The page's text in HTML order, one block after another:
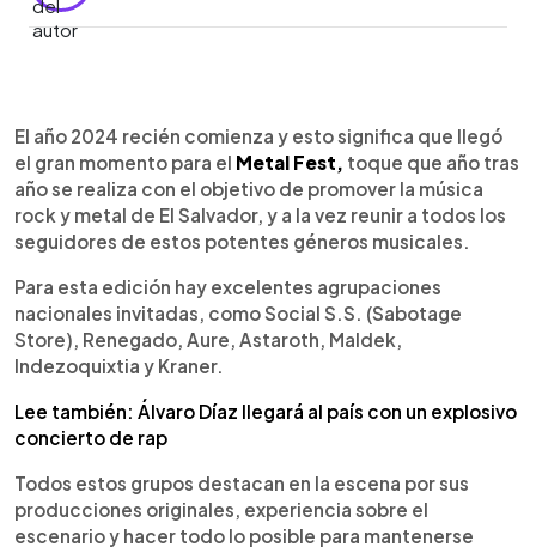
► Escuchar artículo
El año 2024 recién comienza y esto significa que llegó
el gran momento para el Metal Fest, toque que año tras
año se realiza con el objetivo de promover la música
rock y metal de El Salvador, y a la vez reunir a todos los
seguidores de estos potentes géneros musicales.
Para esta edición hay excelentes agrupaciones
nacionales invitadas, como Social S.S. (Sabotage
Store), Renegado, Aure, Astaroth, Maldek,
Indezoquixtia y Kraner.
Lee también: Álvaro Díaz llegará al país con un explosivo
concierto de rap
Todos estos grupos destacan en la escena por sus
producciones originales, experiencia sobre el
escenario y hacer todo lo posible para mantenerse